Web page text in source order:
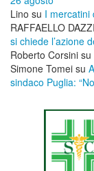
Lino su I mercatini
RAFFAELLO
si chiede l’azione
Roberto Corsini su
Simone Tomei su
sindaco Puglia: